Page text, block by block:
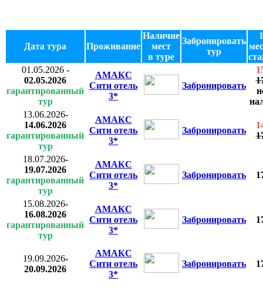
Дата тура Проживание
Наличие
мест
в туре
Забронировать
тур
01.05.2026-
02.05.2026
гарантированный
тур
АМАКС
Сити отель
3*
Забронировать
13.06.2026-
14.06.2026
гарантированный
тур
АМАКС
Сити отель
3*
Забронировать
18.07.2026-
19.07.2026
гарантированный
тур
АМАКС
Сити отель
3*
Забронировать
15.08.2026-
16.08.2026
гарантированный
тур
АМАКС
Сити отель
3*
Забронировать
19.09.2026-
20.09.2026
АМАКС
Сити отель
3*
Забронировать